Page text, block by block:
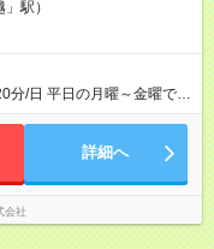
駅）
分/日 平日の月曜～金曜でご
なります。 ＜シフト例＞
詳細へ
会社